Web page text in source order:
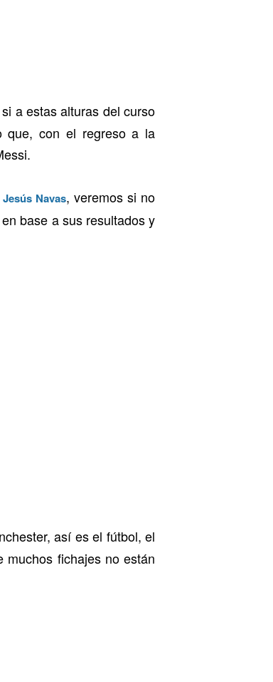
a estas alturas del curso
que, con el regreso a la
Navas, veremos si no
base a sus resultados y
así es el fútbol, el
fichajes no están